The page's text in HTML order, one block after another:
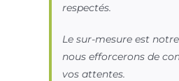
respectés.
Le sur-mesure est
nous efforcerons de
vos attentes.